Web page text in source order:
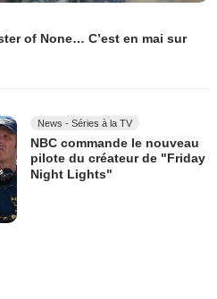
of None… C’est en mai sur
News - Séries à la TV
NBC commande le nouveau
pilote du créateur de "Friday
Night Lights"